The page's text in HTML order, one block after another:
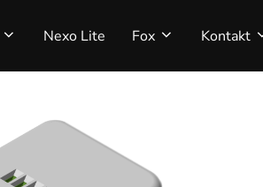
Nexo Lite Fox Kontakt